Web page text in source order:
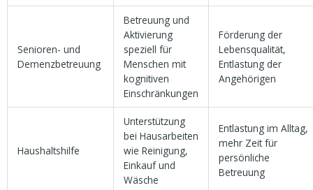
Senioren- und
Demenzbetreuung
Betreuung und
Aktivierung
speziell für
Menschen mit
kognitiven
Einschränkungen
Förderung der
Lebensqualität,
Entlastung der
Angehörigen
Haushaltshilfe
Unterstützung
bei Hausarbeiten
wie Reinigung,
Einkauf und
Wäsche
Entlastung im Alltag,
mehr Zeit für
persönliche
Betreuung